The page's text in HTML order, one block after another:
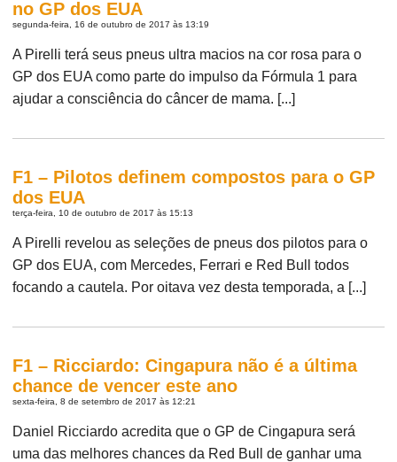
no GP dos EUA
segunda-feira, 16 de outubro de 2017 às 13:19
A Pirelli terá seus pneus ultra macios na cor rosa para o
GP dos EUA como parte do impulso da Fórmula 1 para
ajudar a consciência do câncer de mama. [...]
F1 – Pilotos definem compostos para o GP
dos EUA
terça-feira, 10 de outubro de 2017 às 15:13
A Pirelli revelou as seleções de pneus dos pilotos para o
GP dos EUA, com Mercedes, Ferrari e Red Bull todos
focando a cautela. Por oitava vez desta temporada, a [...]
F1 – Ricciardo: Cingapura não é a última
chance de vencer este ano
sexta-feira, 8 de setembro de 2017 às 12:21
Daniel Ricciardo acredita que o GP de Cingapura será
uma das melhores chances da Red Bull de ganhar uma